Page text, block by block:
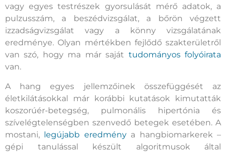
vagy egyes testrészek gyorsulását mérő adatok, a
pulzusszám, a beszédvizsgálat, a bőrön végzett
izzadságvizsgálat vagy a könny vizsgálatának
eredménye. Olyan mértékben fejlődő szakterületről
van szó, hogy ma már saját tudományos folyóirata
van.
A hang egyes jellemzőinek összefüggését az
életkilátásokkal már korábbi kutatások kimutatták
koszorúér-betegség, pulmonális hipertónia és
szívelégtelenségben szenvedő betegek esetében. A
mostani, legújabb eredménya hangbiomarkerek –
gépi tanulással készült algoritmusok által